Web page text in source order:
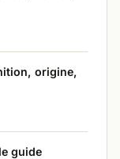
origine,
guide